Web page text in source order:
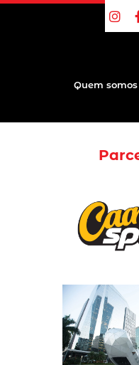
Quem somos